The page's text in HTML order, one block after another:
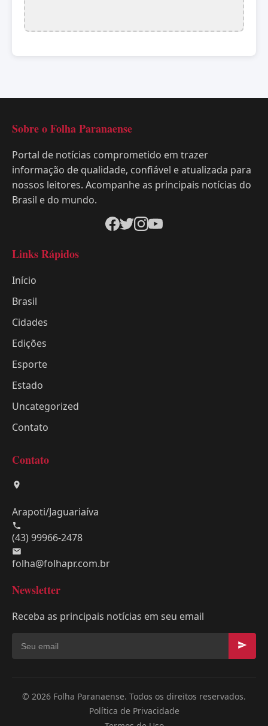
Sobre o Folha Paranaense
Portal de notícias comprometido em trazer
informação de qualidade, confiável e atualizada para
nossos leitores. Acompanhe as principais notícias do
Brasil e do mundo.
Links Rápidos
Início
Brasil
Cidades
Edições
Esporte
Estado
Uncategorized
Contato
Contato
Arapoti/Jaguariaíva
(43) 99966-2478
folha@folhapr.com.br
Newsletter
Receba as principais notícias em seu email
© 2026 Folha Paranaense. Todos os direitos reservados.
Política de Privacidade